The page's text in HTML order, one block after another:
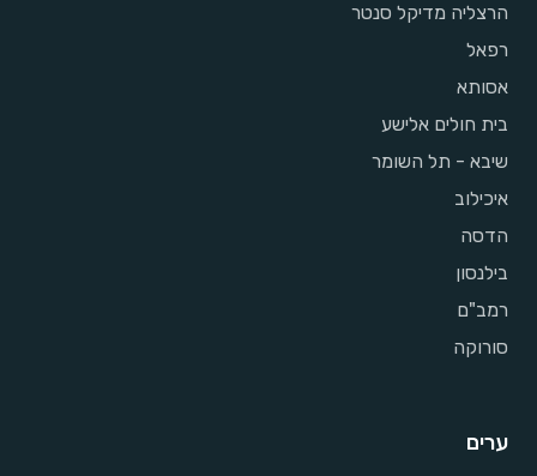
הרצליה מדיקל סנטר
רפאל
אסותא
בית חולים אלישע
שיבא - תל השומר
איכילוב
הדסה
בילנסון
רמב"ם
סורוקה
ערים